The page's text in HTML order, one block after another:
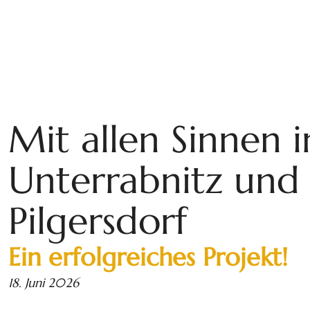
Mit allen Sinnen
Unterrabnitz und
Pilgersdorf
Ein erfolgreiches Projekt!
18. Juni 2026